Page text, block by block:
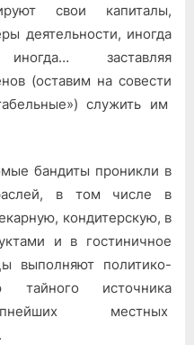
свои капиталы,
деятельности, иногда
за­ставляя
(оставим на совести
служить им
бандиты проникли в
в том числе в
кондитерскую, в
и в гости­ничное
выполняют политико-
тайного источника
ме­стных